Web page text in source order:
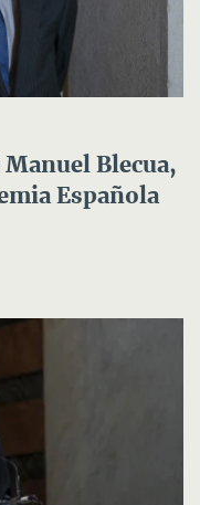
Manuel Blecua,
Española